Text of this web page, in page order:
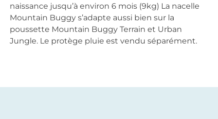
naissance jusqu’à environ 6 mois (9kg) La nacelle
Mountain Buggy s’adapte aussi bien sur la
poussette Mountain Buggy Terrain et Urban
Jungle. Le protège pluie est vendu séparément.